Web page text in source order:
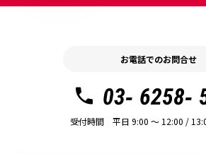
お電話でのお問合せ
03- 6258-
受付時間 平日 9:00 〜 12:00 /